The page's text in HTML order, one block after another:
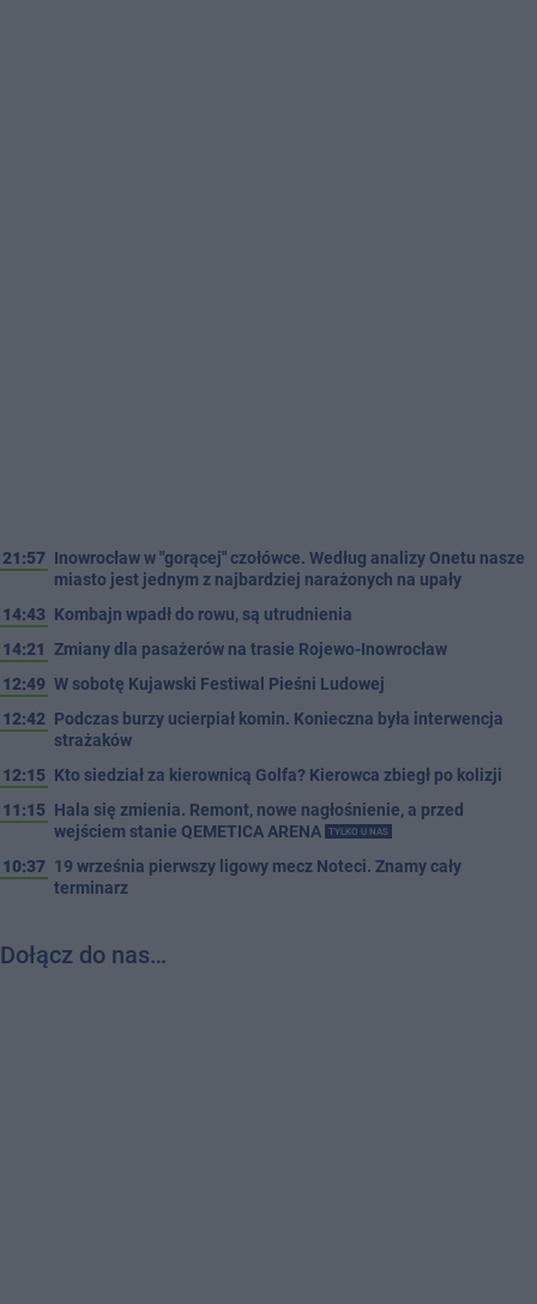
21:57 Inowrocław w "gorącej" czołówce. Według analizy Onetu nasze
miasto jest jednym z najbardziej narażonych na upały
14:43 Kombajn wpadł do rowu, są utrudnienia
14:21 Zmiany dla pasażerów na trasie Rojewo-Inowrocław
12:49 W sobotę Kujawski Festiwal Pieśni Ludowej
12:42 Podczas burzy ucierpiał komin. Konieczna była interwencja
strażaków
12:15 Kto siedział za kierownicą Golfa? Kierowca zbiegł po kolizji
11:15 Hala się zmienia. Remont, nowe nagłośnienie, a przed
wejściem stanie QEMETICA ARENA
TYLKO U NAS
10:37 19 września pierwszy ligowy mecz Noteci. Znamy cały
terminarz
Dołącz do nas…